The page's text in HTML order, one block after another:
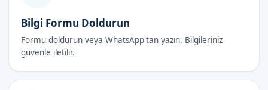
Uzman doktorumuz tarafından yapılır.
İşlem sonrası bakım ve chiaroscuro hakkında ailelere bilgi
verilir.
Bilgi Formu Doldurun
Formu doldurun veya WhatsApp'tan yazın. Bilgileriniz
güvenle iletilir.